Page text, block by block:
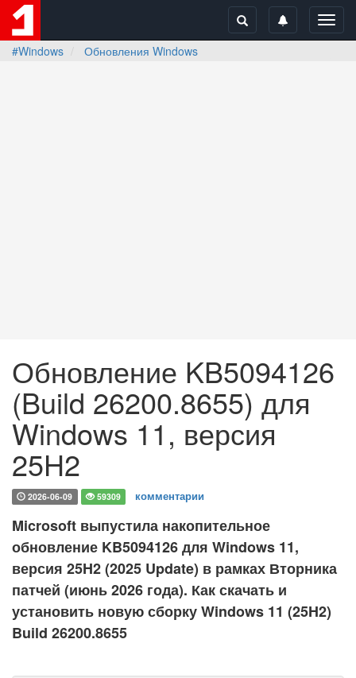
#Windows
Обновления Windows
Обновление KB5094126
(Build 26200.8655) для
Windows 11, версия
25H2
2026-06-09 59309 комментарии
Microsoft выпустила накопительное
обновление KB5094126 для Windows 11,
версия 25H2 (2025 Update) в рамках Вторника
патчей (июнь 2026 года). Как скачать и
установить новую сборку Windows 11 (25H2)
Build 26200.8655